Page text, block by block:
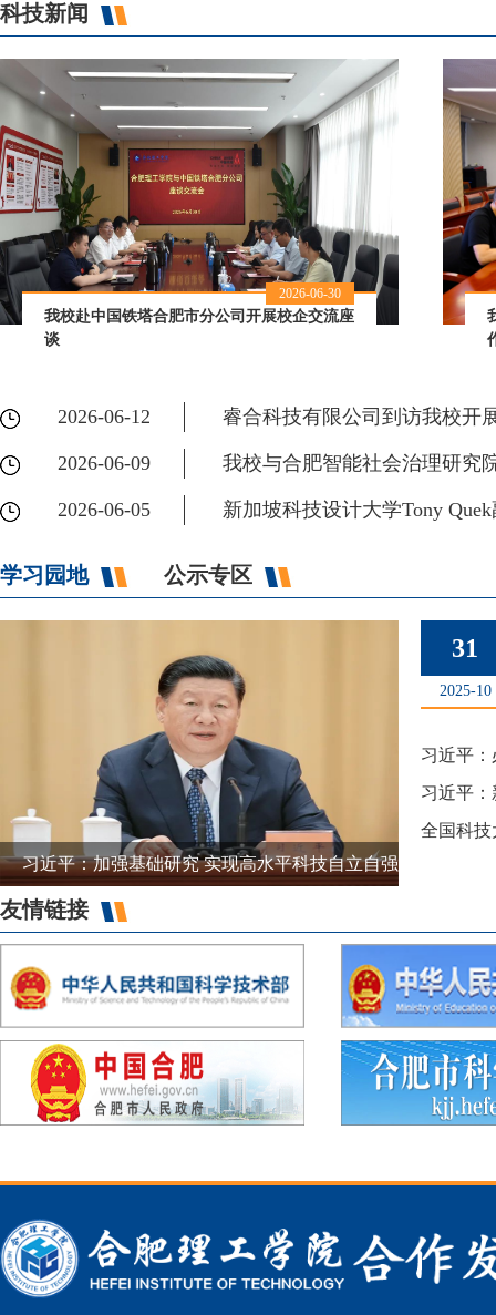
科技新闻
我校赴中国铁塔合肥市分公司开展校企交流座
谈
2026-06-30
2026-06-12 睿合科技有限公司到访我校开
2026-06-09 我校与合肥智能社会治理研究
2026-06-05 新加坡科技设计大学Tony
学习园地 公示专区
习近平：加强基础研究 实现高水平科技自立自强
31
2025-10
习近平
习近平
全国科技
友情链接